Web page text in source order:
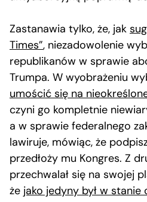
Zastanawia tylko, że, jak
Times”, niezadowolenie
republikanów w sprawie
Trumpa. W wyobrażeniu
umościć się na
czyni go kompletnie
a w sprawie federalnego
lawiruje, mówiąc, że
przedłoży mu Kongres. Z
przechwalał się na swojej
że jako jedyny był w stanie